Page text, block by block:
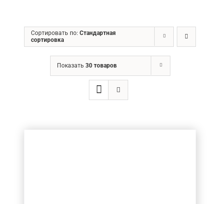
ГРН
Ценовой фильтр
Товар Діаметр хвостовика (в мм.)
Сортировать по:Стандартная
сортировка
Показать 30 товаров